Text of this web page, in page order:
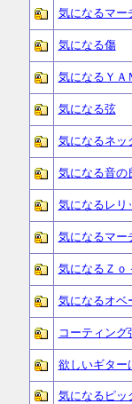
気になるマー
気になる傷
気になるＹＡ
気になる弦
気になるネッ
気になる音の
気になるレリ
気になるマ
気になるＺｏ
気になるオベ
コーティング
欲しいギター
気になるピッ